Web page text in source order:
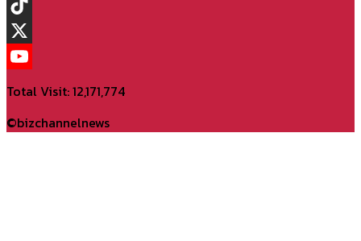
Instagram
TikTok
X
Total Visit: 12,171,774
©bizchannelnews